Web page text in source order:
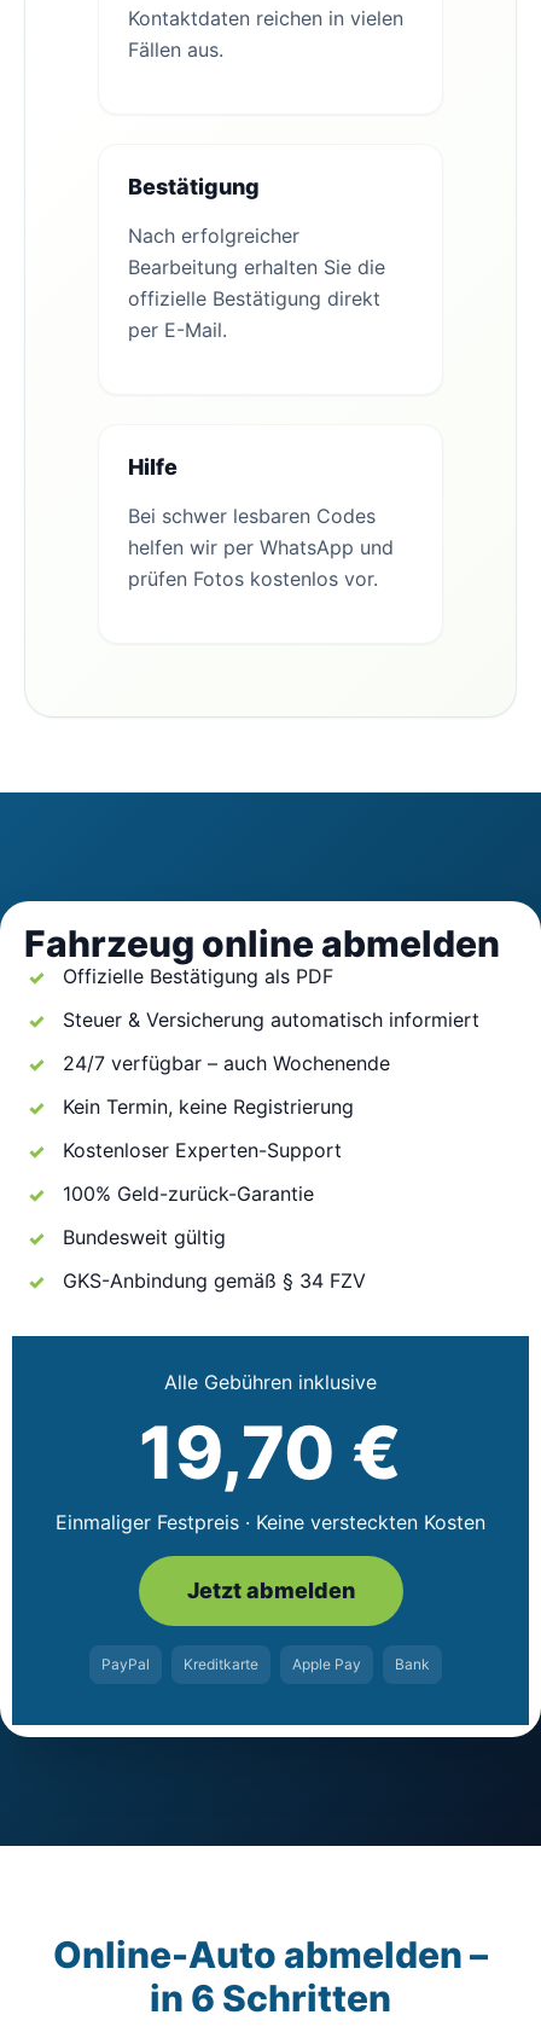
Kontaktdaten reichen in vielen
Fällen aus.
Bestätigung
Nach erfolgreicher
Bearbeitung erhalten Sie die
offizielle Bestätigung direkt
per E-Mail.
Hilfe
Bei schwer lesbaren Codes
helfen wir per WhatsApp und
prüfen Fotos kostenlos vor.
Fahrzeug online abmelden
Offizielle Bestätigung als PDF
Steuer & Versicherung automatisch informiert
24/7 verfügbar – auch Wochenende
Kein Termin, keine Registrierung
Kostenloser Experten-Support
100% Geld-zurück-Garantie
Bundesweit gültig
GKS-Anbindung gemäß § 34 FZV
Alle Gebühren inklusive
19,70 €
Einmaliger Festpreis · Keine versteckten Kosten
Jetzt abmelden
PayPal Kreditkarte Apple Pay Bank
Online-Auto abmelden –
in 6 Schritten